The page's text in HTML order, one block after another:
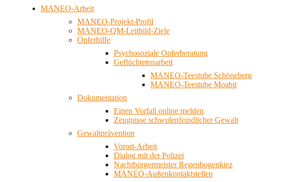
MANEO-Arbeit
MANEO-Projekt-Profil
MANEO-QM-Leitbild-Ziele
Opferhilfe
Psychosoziale Opferberatung
Geflüchtetenarbeit
MANEO-Teestube Schöneberg
MANEO-Teestube Moabit
Dokumentation
Einen Vorfall online melden
Zeugnisse schwulenfeindlicher Gewalt
Gewaltprävention
Vorort-Arbeit
Dialog mit der Polizei
Nachtbürgermeister Regenbogenkiez
MANEO-Außenkontaktstellen